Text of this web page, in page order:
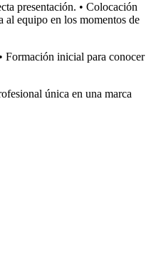
presentación. • Colocación
al equipo en los momentos de
Formación inicial para conocer
única en una marca